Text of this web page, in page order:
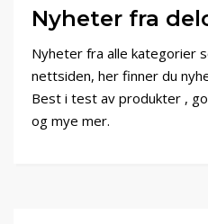
Nyheter fra
Nyheter fra alle kategorier
nettsiden, her finner du
Best i test av produkter ,
og mye mer.